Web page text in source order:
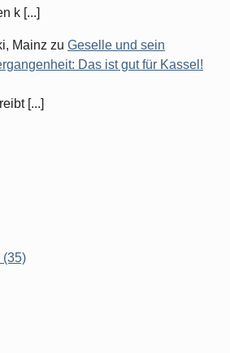
k [...]
Mainz zu Geselle und sein
Das ist gut für Kassel!
[...]
(35)